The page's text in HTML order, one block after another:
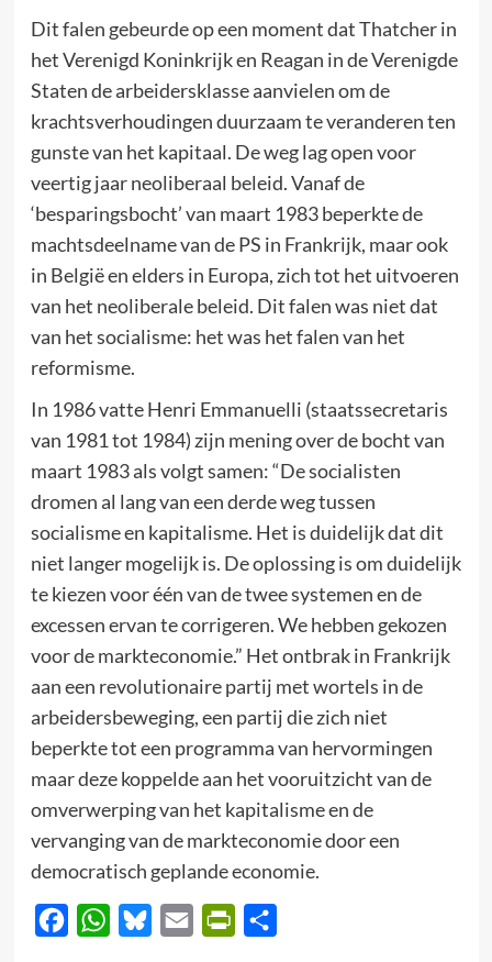
Dit falen gebeurde op een moment dat Thatcher in
het Verenigd Koninkrijk en Reagan in de Verenigde
Staten de arbeidersklasse aanvielen om de
krachtsverhoudingen duurzaam te veranderen ten
gunste van het kapitaal. De weg lag open voor
veertig jaar neoliberaal beleid. Vanaf de
‘besparingsbocht’ van maart 1983 beperkte de
machtsdeelname van de PS in Frankrijk, maar ook
in België en elders in Europa, zich tot het uitvoeren
van het neoliberale beleid. Dit falen was niet dat
van het socialisme: het was het falen van het
reformisme.
In 1986 vatte Henri Emmanuelli (staatssecretaris
van 1981 tot 1984) zijn mening over de bocht van
maart 1983 als volgt samen: “De socialisten
dromen al lang van een derde weg tussen
socialisme en kapitalisme. Het is duidelijk dat dit
niet langer mogelijk is. De oplossing is om duidelijk
te kiezen voor één van de twee systemen en de
excessen ervan te corrigeren. We hebben gekozen
voor de markteconomie.” Het ontbrak in Frankrijk
aan een revolutionaire partij met wortels in de
arbeidersbeweging, een partij die zich niet
beperkte tot een programma van hervormingen
maar deze koppelde aan het vooruitzicht van de
omverwerping van het kapitalisme en de
vervanging van de markteconomie door een
democratisch geplande economie.
FacebookWhatsApp
BlueskyEmail PrintFriendly